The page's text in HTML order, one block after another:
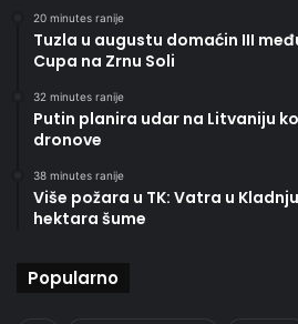
20 minutes ranije
Tuzla u augustu domaćin III
Cupa na Zrnu Soli
32 minutes ranije
Putin planira udar na Litvaniju
dronove
38 minutes ranije
Više požara u TK: Vatra u
hektara šume
Popularno